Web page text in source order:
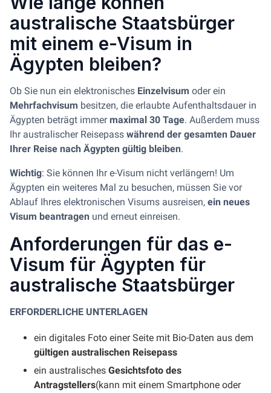
australische Staatsbürger
mit einem e-Visum in
Ägypten bleiben?
Ob Sie nun ein elektronisches Einzelvisum oder ein
Mehrfachvisum besitzen, die erlaubte Aufenthaltsdauer in
Ägypten beträgt immer maximal 30 Tage. Außerdem muss
Ihr australischer Reisepass während der gesamten Dauer
Ihrer Reise nach Ägypten gültig bleiben.
Wichtig: Sie können Ihr e-Visum nicht verlängern! Um
Ägypten ein weiteres Mal zu besuchen, müssen Sie vor
Ablauf Ihres elektronischen Visums ausreisen, ein neues
Visum beantragen und erneut einreisen.
Anforderungen für das e-
Visum für Ägypten für
australische Staatsbürger
ERFORDERLICHE UNTERLAGEN
ein digitales Foto einer Seite mit Bio-Daten aus dem
gültigen australischen Reisepass
ein australisches Gesichtsfoto des
Antragstellers(kann mit einem Smartphone oder